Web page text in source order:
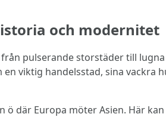
och modernitet
pulserande storstäder till
viktig handelsstad, sina vackra
ö där Europa möter Asien. Här